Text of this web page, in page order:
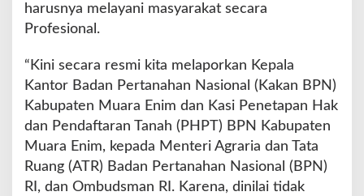
harusnya melayani masyarakat secara
Profesional.
“Kini secara resmi kita melaporkan Kepala
Kantor Badan Pertanahan Nasional (Kakan BPN)
Kabupaten Muara Enim dan Kasi Penetapan Hak
dan Pendaftaran Tanah (PHPT) BPN Kabupaten
Muara Enim, kepada Menteri Agraria dan Tata
Ruang (ATR) Badan Pertanahan Nasional (BPN)
RI, dan Ombudsman RI. Karena, dinilai tidak